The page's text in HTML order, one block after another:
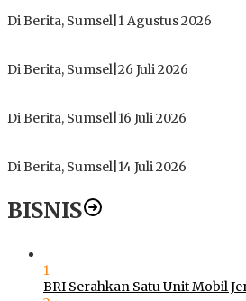
Di Berita, Sumsel 1 Agustus 2026
Di Berita, Sumsel 26 Juli 2026
Di Berita, Sumsel 16 Juli 2026
Di Berita, Sumsel 14 Juli 2026
BISNIS
1
BRI Serahkan Satu Unit Mobil